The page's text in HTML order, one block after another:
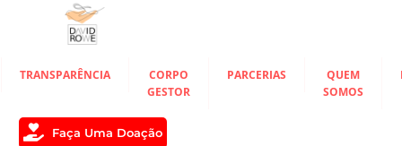
conteúdo
TRANSPARÊNCIA
CORPO
GESTOR
PARCERIAS
QUEM
SOMOS
Faça Uma Doação